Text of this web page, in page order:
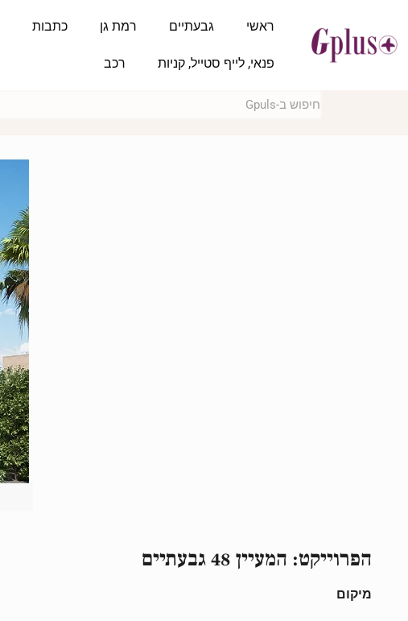
ראשי גבעתיים רמת גן כתבות
פנאי, לייף סטייל, קניות רכב
הפרוייקט: המעיין 48 גבעתיים
מיקום